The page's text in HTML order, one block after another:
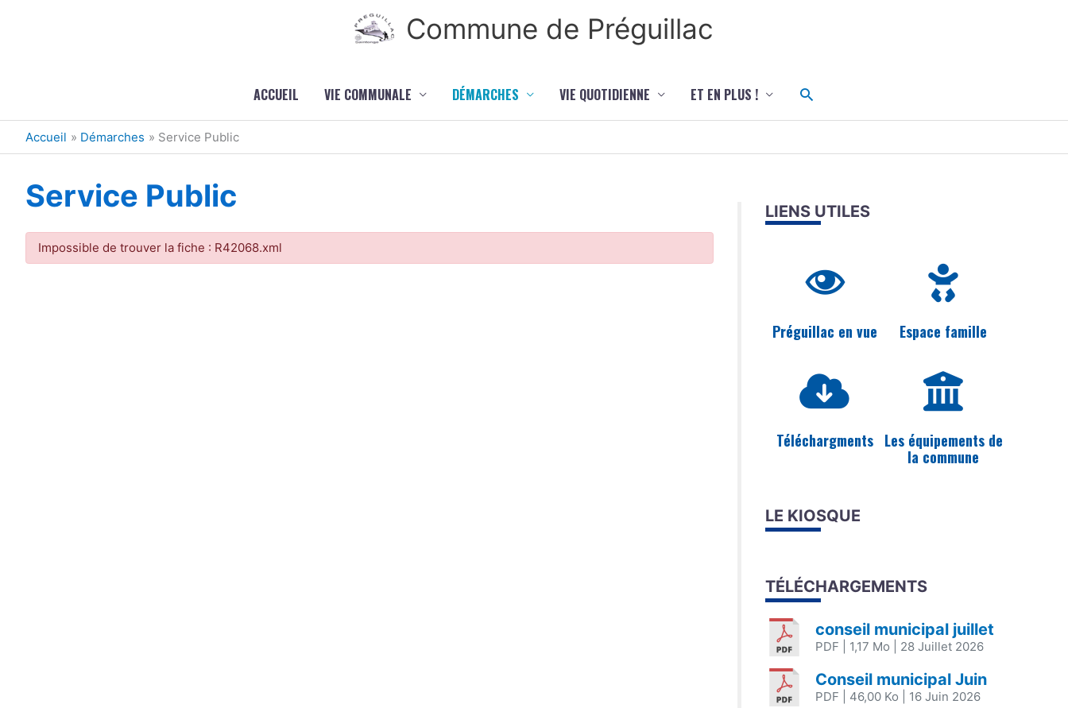
Commune de Préguillac
ACCUEIL VIE COMMUNALE DÉMARCHES VIE QUOTIDIENNE ET EN PLUS ! Rechercher
Accueil Démarches Service Public
Service Public
Impossible de trouver la fiche : R42068.xml
LIENS UTILES
Préguillac en vue Espace famille
Téléchargments Les équipements de
la commune
LE KIOSQUE
TÉLÉCHARGEMENTS
conseil municipal juillet
PDF | 1,17 Mo | 28 Juillet 2026
Conseil municipal Juin
PDF | 46,00 Ko | 16 Juin 2026